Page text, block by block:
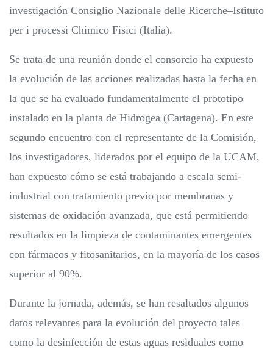
investigación Consiglio Nazionale delle Ricerche–Istituto
per i processi Chimico Fisici (Italia).
Se trata de una reunión donde el consorcio ha expuesto
la evolución de las acciones realizadas hasta la fecha en
la que se ha evaluado fundamentalmente el prototipo
instalado en la planta de Hidrogea (Cartagena). En este
segundo encuentro con el representante de la Comisión,
los investigadores, liderados por el equipo de la UCAM,
han expuesto cómo se está trabajando a escala semi-
industrial con tratamiento previo por membranas y
sistemas de oxidación avanzada, que está permitiendo
resultados en la limpieza de contaminantes emergentes
con fármacos y fitosanitarios, en la mayoría de los casos
superior al 90%.
Durante la jornada, además, se han resaltados algunos
datos relevantes para la evolución del proyecto tales
como la desinfección de estas aguas residuales como